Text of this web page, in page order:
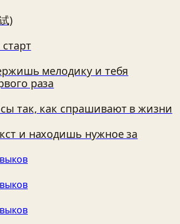
)
мелодику и тебя
раза
так, как спрашивают в жизни
и находишь нужное за